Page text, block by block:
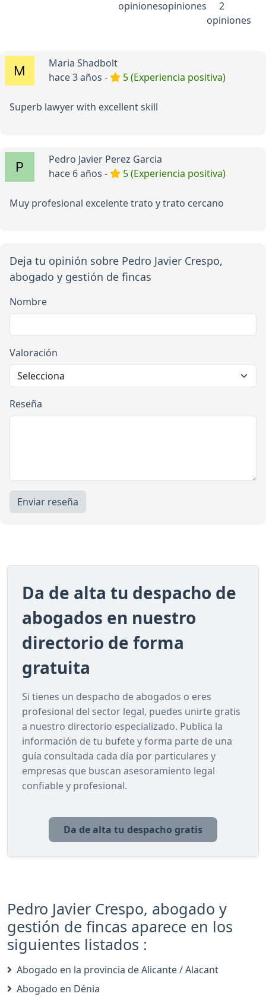
opinionesopiniones
2
opiniones
Maria Shadbolt
hace 3 años -
5 (Experiencia positiva)
Superb lawyer with excellent skill
Pedro Javier Perez Garcia
hace 6 años -
5 (Experiencia positiva)
Muy profesional excelente trato y trato cercano
Deja tu opinión sobre Pedro Javier Crespo,
abogado y gestión de fincas
Nombre
Valoración
Reseña
Enviar reseña
Da de alta tu despacho de
abogados en nuestro
directorio de forma
gratuita
Si tienes un despacho de abogados o eres
profesional del sector legal, puedes unirte gratis
a nuestro directorio especializado. Publica la
información de tu bufete y forma parte de una
guía consultada cada día por particulares y
empresas que buscan asesoramiento legal
confiable y profesional.
Da de alta tu despacho gratis
Pedro Javier Crespo, abogado y
gestión de fincas aparece en los
siguientes listados :
Abogado en la provincia de Alicante / Alacant
Abogado en Dénia